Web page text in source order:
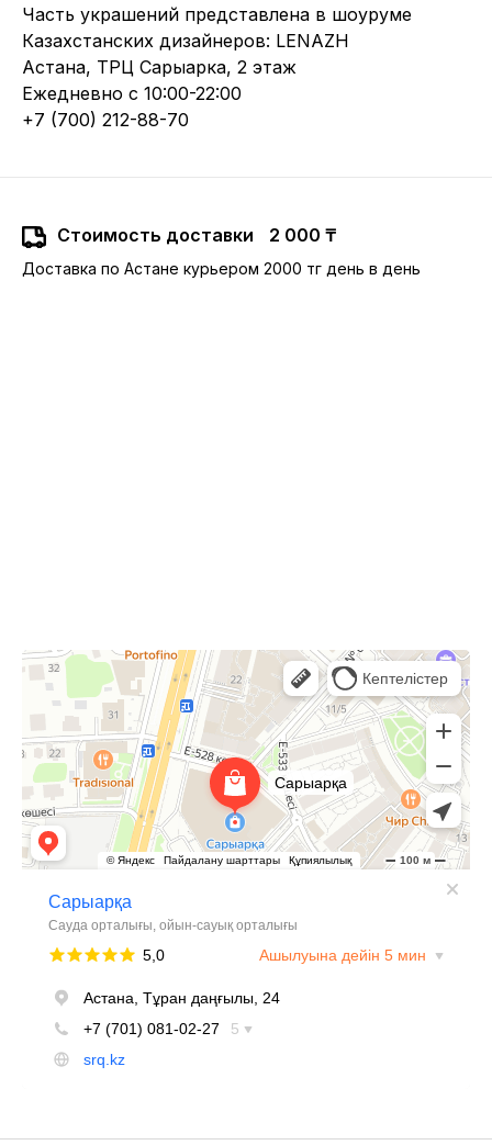
Часть украшений представлена в шоуруме
Казахстанских дизайнеров: LENAZH
Астана, ТРЦ Сарыарка, 2 этаж
Ежедневно с 10:00-22:00
+7 (700) 212-88-70
Стоимость доставки 2 000 ₸
Доставка по Астане курьером 2000 тг день в день
Сарыарка
Торговый центр в Астане
Развлекательный центр в Астане